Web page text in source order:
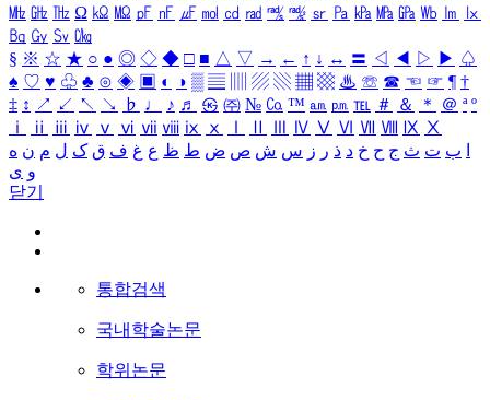
㎒ ㎓ ㎔ Ω ㏀ ㏁ ㎊ ㎋ ㎌ ㏖ ㏅ ㎭ ㎮ ㎯ ㏛ ㎩ ㎪ ㎫ ㎬ ㏝ ㏐
㏓
㏃ ㏉ ㏜ ㏆
§ ※ ☆ ★ ○ ● ◎ ◇ ◆ □ ■ △ ▽ → ← ↑ ↓ ↔ 〓 ◁ ◀ ▷ ▶ ♤
♠ ♡ ♥ ♧ ♣ ⊙ ◈ ▣ ◐ ◑ ▒ ▤ ▨ ▧ ▦ ▩ ♨ ☏ ☎ ☜ ☞ ¶ †
‡ ↕ ↗ ↙ ↖ ↘ ♭ ♩ ♪ ♬ ㉿ ㈜ № ㏇ ™ ㏂ ㏘ ℡ ＃ ＆ ＊ ＠ ª º
ⅰ
ⅱ ⅲ ⅳ ⅴ ⅵ ⅶ ⅷ ⅸ ⅹ Ⅳ Ⅴ Ⅵ Ⅶ Ⅷ Ⅸ Ⅹ
ب ت ث ج ح خ د ذ ر ز س ش ص ض ط ظ ع غ ف ق ک ل م ن ه
و ی
닫기
통합검색
국내학술논문
학위논문